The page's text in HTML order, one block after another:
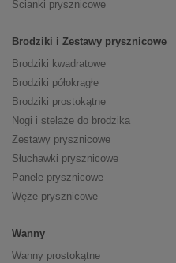
Ścianki prysznicowe
Brodziki i Zestawy prysznicowe
Brodziki kwadratowe
Brodziki półokrągłe
Brodziki prostokątne
Nogi i stelaże do brodzika
Zestawy prysznicowe
Słuchawki prysznicowe
Panele prysznicowe
Węże prysznicowe
Wanny
Wanny prostokątne